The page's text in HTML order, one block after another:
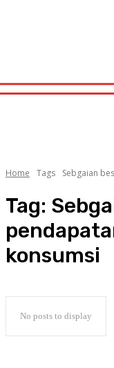
Home Tags Sebgaian
Tag:
konsumsi
No posts to display